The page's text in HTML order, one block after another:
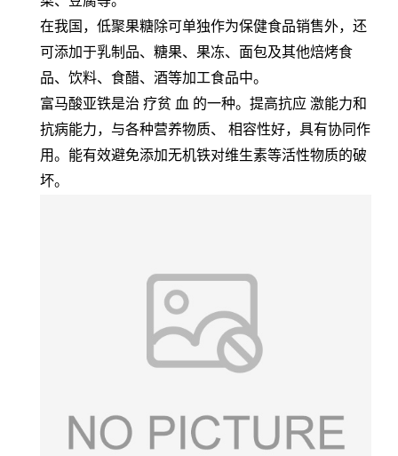
在我国，低聚果糖除可单独作为保健食品销售外，还
可添加于乳制品、糖果、果冻、面包及其他焙烤食
品、饮料、食醋、酒等加工食品中。
富马酸亚铁是治 疗贫 血 的一种。提高抗应 激能力和
抗病能力，与各种营养物质、 相容性好，具有协同作
用。能有效避免添加无机铁对维生素等活性物质的破
坏。